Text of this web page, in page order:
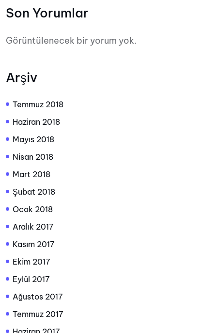
Son Yorumlar
Görüntülenecek bir yorum yok.
Arşiv
Temmuz 2018
Haziran 2018
Mayıs 2018
Nisan 2018
Mart 2018
Şubat 2018
Ocak 2018
Aralık 2017
Kasım 2017
Ekim 2017
Eylül 2017
Ağustos 2017
Temmuz 2017